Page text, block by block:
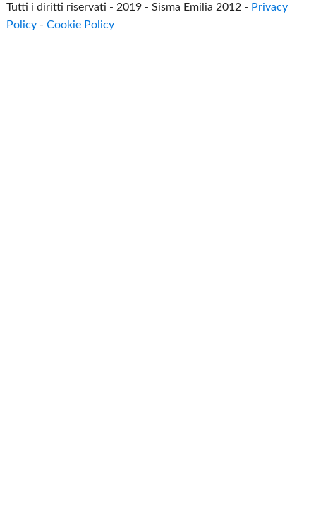
Tutti i diritti riservati - 2019 - Sisma Emilia 2012 - Privacy
Policy -Cookie Policy